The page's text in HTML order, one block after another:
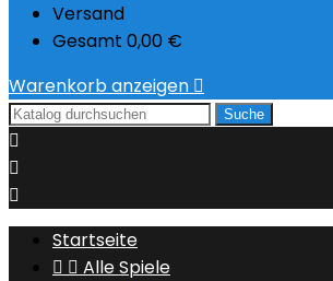
Versand
Gesamt 0,00 €
Warenkorb anzeigen 
Suche



Startseite
  Alle Spiele